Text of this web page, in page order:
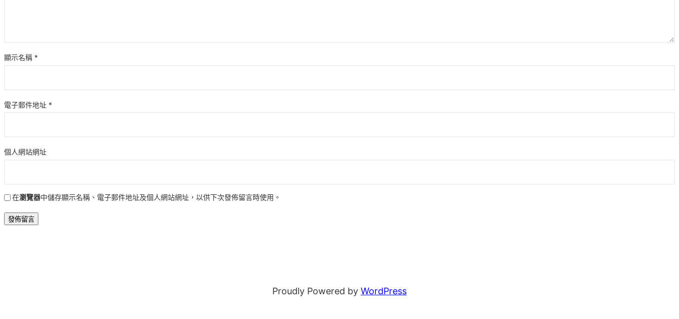
顯示名稱 *
電子郵件地址 *
個人網站網址
在瀏覽器中儲存顯示名稱、電子郵件地址及個人網站網址，以供下次發佈留言時使用。
Proudly Powered by WordPress